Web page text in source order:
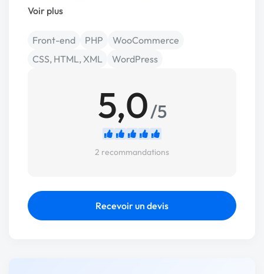
Voir plus
Front-end PHP
WooCommerce
CSS, HTML, XML
WordPress
5,0/5
2 recommandations
Recevoir un devis